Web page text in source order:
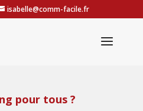
isabelle@comm-facile.fr
pour tous ?